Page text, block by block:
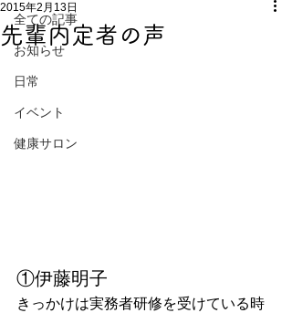
全ての記事
お知らせ
日常
イベント
健康サロン
先輩内定者の声
2015年2月13日
①伊藤明子
きっかけは実務者研修を受けている時